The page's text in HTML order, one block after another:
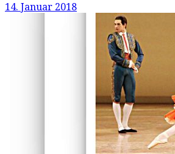
14. Januar 2018